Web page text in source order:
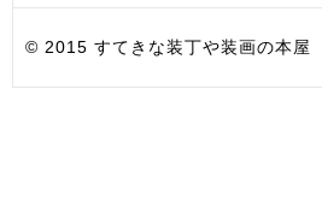
© 2015 すてきな装丁や装画の本